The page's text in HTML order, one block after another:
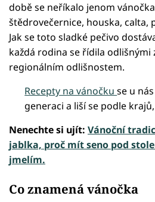
době se neříkalo jenom
štědrovečernice, houska, calta,
Jak se toto sladké pečivo
každá rodina se řídila odlišnými
regionálním odlišnostem.
Recepty na vánočkuse u
generaci a liší se podle
Nenechte si ujít: Vánoční
jablka, proč mít seno pod
jmelím.
Co znamená vánočka